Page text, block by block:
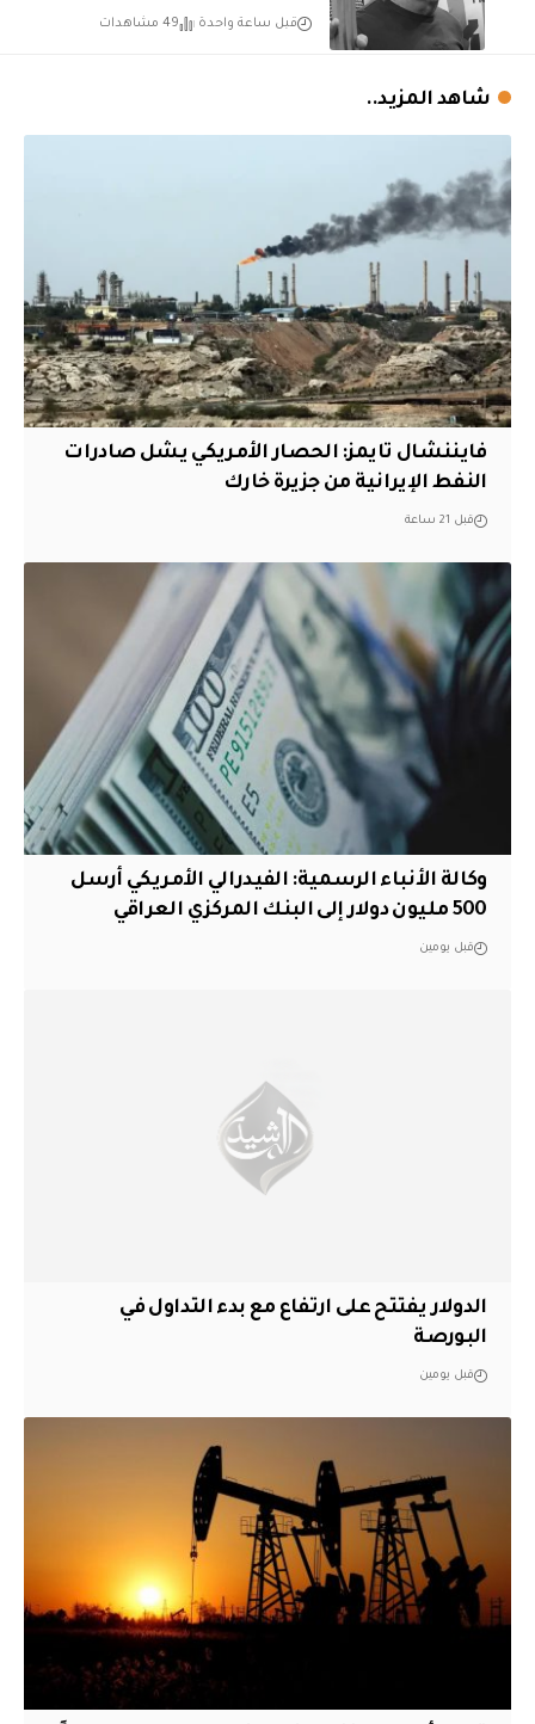
قبل ساعة واحدة 49 مشاهدات
شاهد المزيد..
فايننشال تايمز: الحصار الأمريكي يشل صادرات
النفط الإيرانية من جزيرة خارك
قبل 21 ساعة
وكالة الأنباء الرسمية: الفيدرالي الأمريكي أرسل
500 مليون دولار إلى البنك المركزي العراقي
قبل يومين
الدولار يفتتح على ارتفاع مع بدء التداول في
البورصة
قبل يومين